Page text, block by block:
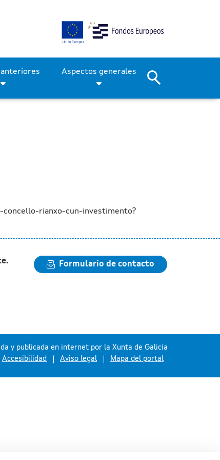
O Araño y Burés,
rianxo-cun-investimento?
Formulario de contacto
y publicada en internet por la Xunta de Galicia
Accesibilidad Aviso legal Mapa del portal